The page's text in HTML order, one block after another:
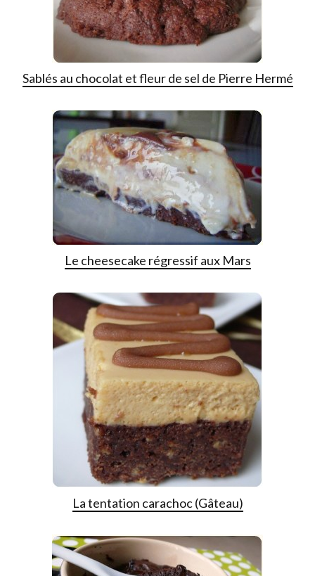
Sablés au chocolat et fleur de sel de Pierre Hermé
Le cheesecake régressif aux Mars
La tentation carachoc (Gâteau)